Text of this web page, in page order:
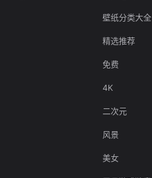
壁纸分类大全
精选推荐
免费
4K
二次元
风景
美女